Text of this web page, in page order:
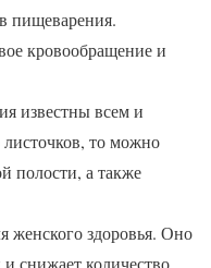
пищеварения.
кровообращение и
известны всем и
то можно
полости, а также
женского здоровья. Оно